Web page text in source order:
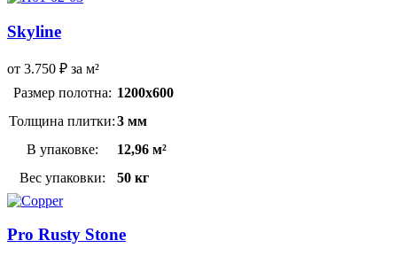
Skyline
от 3.750 ₽ за м²
Размер полотна: 1200х600
Толщина плитки:3 мм
В упаковке:
12,96 м²
Вес упаковки:
50 кг
Pro Rusty Stone